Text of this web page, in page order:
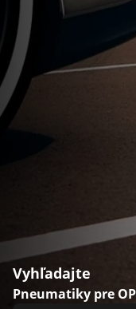
Vyhľadajte
Pneumatiky pre